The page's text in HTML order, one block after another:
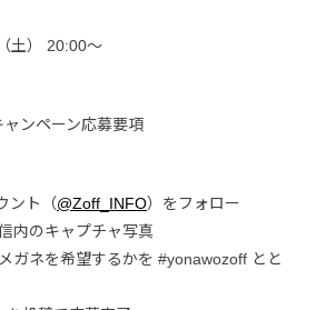
土） 20:00〜
ンペーン応募要項
ント（@Zoff_INFO）をフォロー
内のキャプチャ写真
ガネを希望するかを #yonawozoff とと